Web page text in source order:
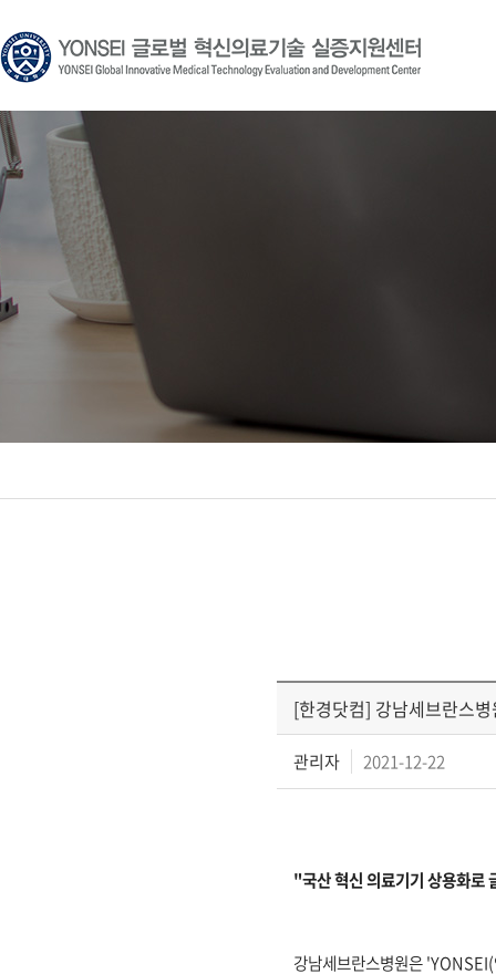
[한경닷컴] 강남세브란스
관리자 2021-12-22
"국산 혁신 의료기기 상용화로
강남세브란스병원은